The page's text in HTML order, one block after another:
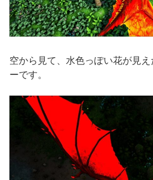
空から見て、水色っぽい花が見
ーです。